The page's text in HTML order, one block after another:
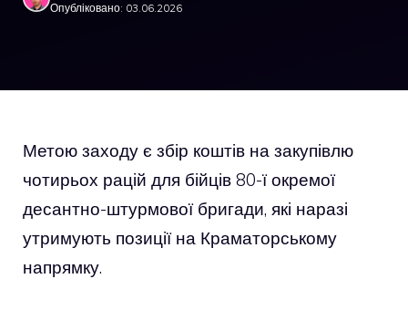
Опубліковано: 03.06.2026
Метою заходу є збір коштів на закупівлю
чотирьох рацій для бійців 80-ї окремої
десантно-штурмової бригади, які наразі
утримують позиції на Краматорському
напрямку.